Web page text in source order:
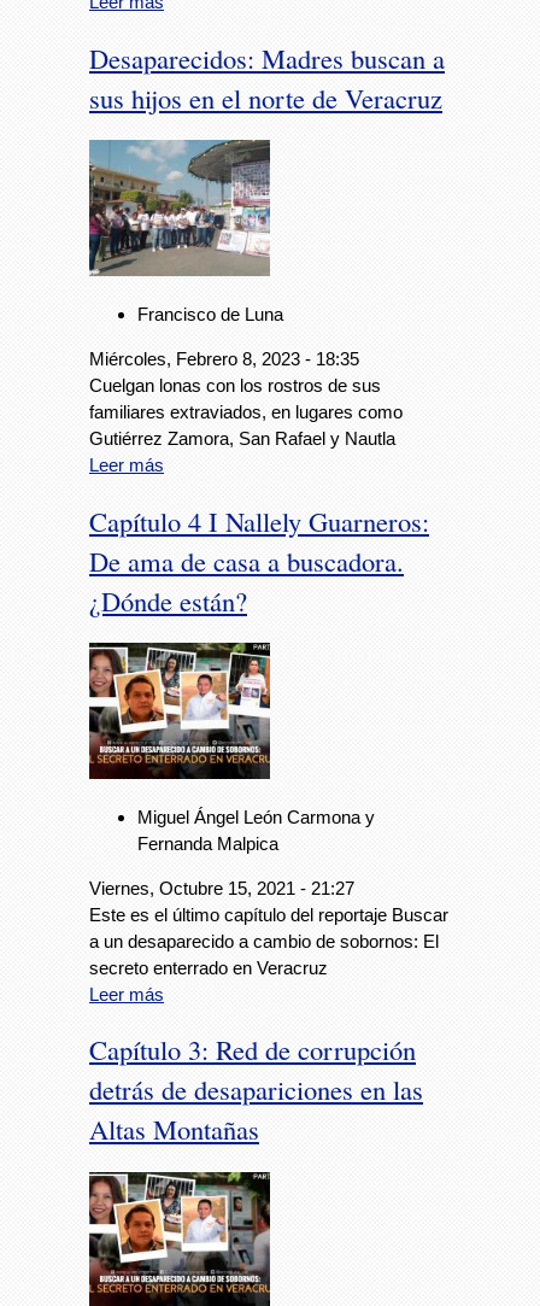
Desaparecidos: Madres buscan a
sus hijos en el norte de Veracruz
Francisco de Luna
Miércoles, Febrero 8, 2023 - 18:35
Cuelgan lonas con los rostros de sus
familiares extraviados, en lugares como
Gutiérrez Zamora, San Rafael y Nautla
Leer más
Capítulo 4 I Nallely Guarneros:
De ama de casa a buscadora.
¿Dónde están?
Miguel Ángel León Carmona y
Fernanda Malpica
Viernes, Octubre 15, 2021 - 21:27
Este es el último capítulo del reportaje Buscar
a un desaparecido a cambio de sobornos: El
secreto enterrado en Veracruz
Leer más
Capítulo 3: Red de corrupción
detrás de desapariciones en las
Altas Montañas